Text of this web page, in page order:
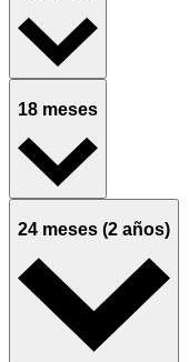
18 meses
24 meses (2 años)